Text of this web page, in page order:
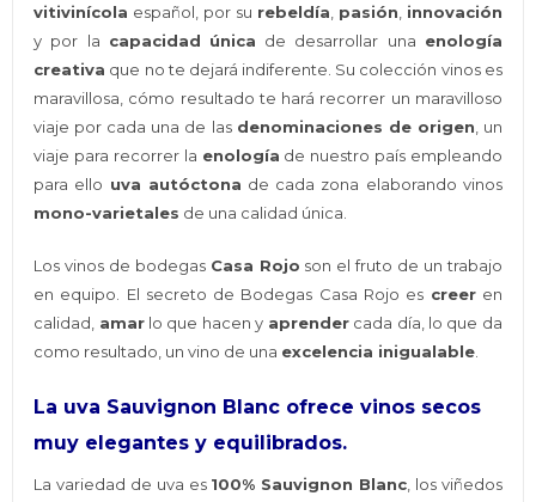
vitivinícola español, por su rebeldía, pasión, innovación
y por la capacidad única de desarrollar una enología
creativa que no te dejará indiferente. Su colección vinos es
maravillosa, cómo resultado te hará recorrer un maravilloso
viaje por cada una de las denominaciones de origen, un
viaje para recorrer la enología de nuestro país empleando
para ello uva autóctona de cada zona elaborando vinos
mono-varietales de una calidad única.
Los vinos de bodegas Casa Rojo son el fruto de un trabajo
en equipo. El secreto de Bodegas Casa Rojo es creeren
calidad, amarlo que hacen y aprendercada día, lo que da
como resultado, un vino de una excelencia inigualable.
La uva Sauvignon Blanc ofrece vinos secos
muy elegantes y equilibrados.
La variedad de uva es 100% Sauvignon Blanc, los viñedos